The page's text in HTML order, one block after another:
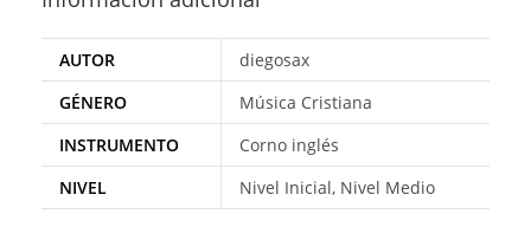
AUTOR
diegosax
GÉNERO
Música Cristiana
INSTRUMENTO
Corno inglés
NIVEL
Nivel Inicial, Nivel Medio